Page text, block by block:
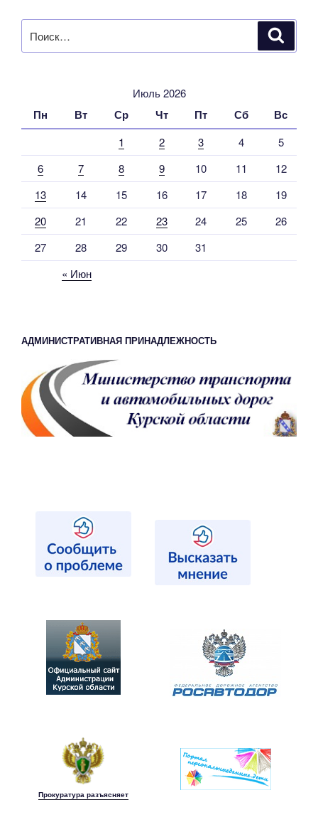
войны
школе»
Июль 2026
Пн Вт Ср Чт Пт Сб Вс
1 2 3 4
5
6
7 8 9 10 11
12
13
14 15 16 17 18
19
20
21 22 23 24 25
26
27
28 29 30
31
« Июн
АДМИНИСТРАТИВНАЯ ПРИНАДЛЕЖНОСТЬ
Прокуратура разъясняет